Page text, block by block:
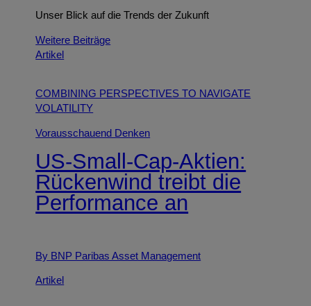
Unser Blick auf die Trends der Zukunft
Weitere Beiträge
Artikel
COMBINING PERSPECTIVES TO NAVIGATE
VOLATILITY
Vorausschauend Denken
US‑Small‑Cap‑Aktien:
Rückenwind treibt die
Performance an
By BNP Paribas Asset Management
Artikel